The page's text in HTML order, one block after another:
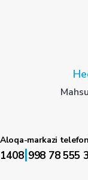
Aloqa-markazi
1408|998 78 555